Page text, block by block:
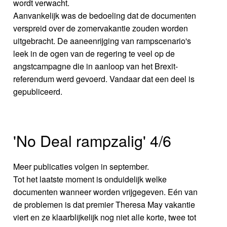
wordt verwacht.
Aanvankelijk was de bedoeling dat de documenten
verspreid over de zomervakantie zouden worden
uitgebracht. De aaneenrijging van rampscenario's
leek in de ogen van de regering te veel op de
angstcampagne die in aanloop van het Brexit-
referendum werd gevoerd. Vandaar dat een deel is
gepubliceerd.
'No Deal rampzalig' 4/6
Meer publicaties volgen in september.
Tot het laatste moment is onduidelijk welke
documenten wanneer worden vrijgegeven. Eén van
de problemen is dat premier Theresa May vakantie
viert en ze klaarblijkelijk nog niet alle korte, twee tot